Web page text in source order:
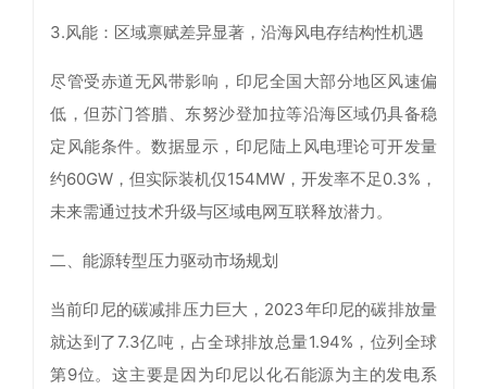
3.风能：区域禀赋差异显著，沿海风电存结构性机遇
尽管受赤道无风带影响，印尼全国大部分地区风速偏
低，但苏门答腊、东努沙登加拉等沿海区域仍具备稳
定风能条件。数据显示，印尼陆上风电理论可开发量
约60GW，但实际装机仅154MW，开发率不足0.3%，
未来需通过技术升级与区域电网互联释放潜力。
二、能源转型压力驱动市场规划
当前印尼的碳减排压力巨大，2023年印尼的碳排放量
就达到了7.3亿吨，占全球排放总量1.94%，位列全球
第9位。这主要是因为印尼以化石能源为主的发电系